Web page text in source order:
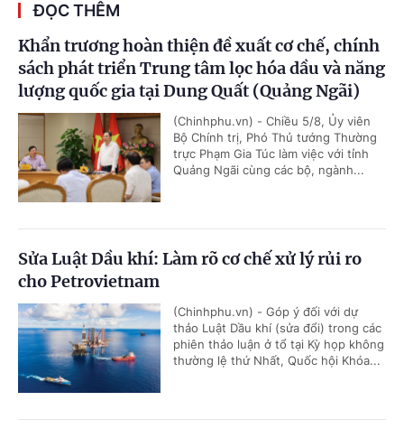
ĐỌC THÊM
Khẩn trương hoàn thiện đề xuất cơ chế, chính
sách phát triển Trung tâm lọc hóa dầu và năng
lượng quốc gia tại Dung Quất (Quảng Ngãi)
(Chinhphu.vn) - Chiều 5/8, Ủy viên
Bộ Chính trị, Phó Thủ tướng Thường
trực Phạm Gia Túc làm việc với tỉnh
Quảng Ngãi cùng các bộ, ngành...
Sửa Luật Dầu khí: Làm rõ cơ chế xử lý rủi ro
cho Petrovietnam
(Chinhphu.vn) - Góp ý đối với dự
thảo Luật Dầu khí (sửa đổi) trong các
phiên thảo luận ở tổ tại Kỳ họp không
thường lệ thứ Nhất, Quốc hội Khóa...